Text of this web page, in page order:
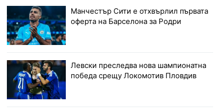
Манчестър Сити е отхвърлил първата
оферта на Барселона за Родри
Левски преследва нова шампионатна
победа срещу Локомотив Пловдив